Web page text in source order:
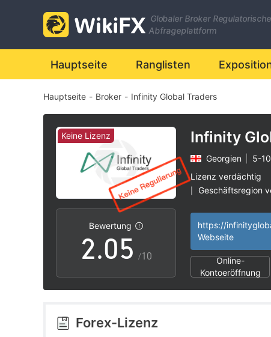
Globaler Broker Regulatorische
Abfrageplattform
Hauptseite Ranglisten
Hauptseite - Broker - Infinity Global Traders
Keine Lizenz
Bewertung
0
1
2
3
4
.0
1
2
0
1
3
4
5
6
7
/10
Infinity
Georgien
5-
Lizenz verdächtig
Geschäftsregion
Webseite
Online-
Kontoeröffnung
Forex-Lizenz